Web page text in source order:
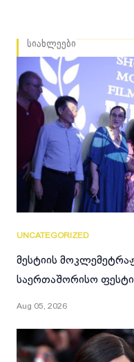
სიახლეები
UNCATEGORIZED
მესტიის
საერთაშორისო
Aug 05, 2026